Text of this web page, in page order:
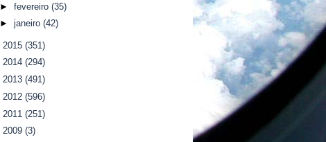
► fevereiro (35)
► janeiro (42)
2015 (351)
2014 (294)
2013 (491)
2012 (596)
2011 (251)
2009 (3)